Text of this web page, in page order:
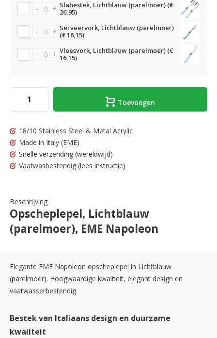
- + Slabestek, Lichtblauw (parelmoer) (€
26,95)
- + Serveervork, Lichtblauw (parelmoer)
(€ 16,15)
- + Vleesvork, Lichtblauw (parelmoer) (€
16,15)
Toevoegen
18/10 Stainless Steel & Metal Acrylic
Made in Italy (EME)
Snelle verzending (wereldwijd)
Vaatwasbestendig (lees instructie)
Beschrijving
Opscheplepel, Lichtblauw
(parelmoer), EME Napoleon
Elegante EME Napoleon opscheplepel in Lichtblauw
(parelmoer). Hoogwaardige kwaliteit, elegant design en
vaatwasserbestendig.
Bestek van Italiaans design en duurzame
kwaliteit